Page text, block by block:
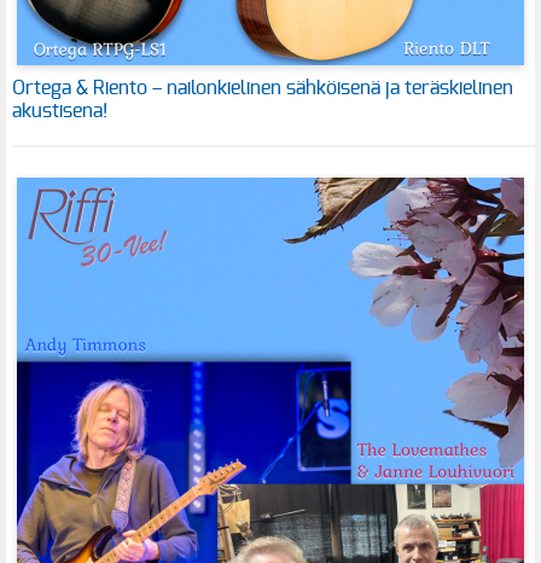
Ortega & Riento – nailonkielinen sähköisenä ja teräskielinen
akustisena!